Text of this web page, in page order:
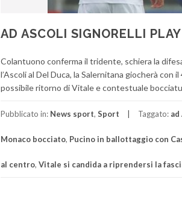
AD ASCOLI SIGNORELLI
Colantuono conferma il tridente, schiera la
l’Ascoli al Del Duca, la Salernitana giocherà
possibile ritorno di Vitale e contestuale
Pubblicato in: News sport, Sport Taggato:
Monaco bocciato, Pucino in ballottaggio con
al centro, Vitale si candida a riprendersi la